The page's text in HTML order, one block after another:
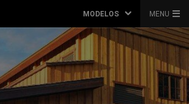
MODELOS MENU